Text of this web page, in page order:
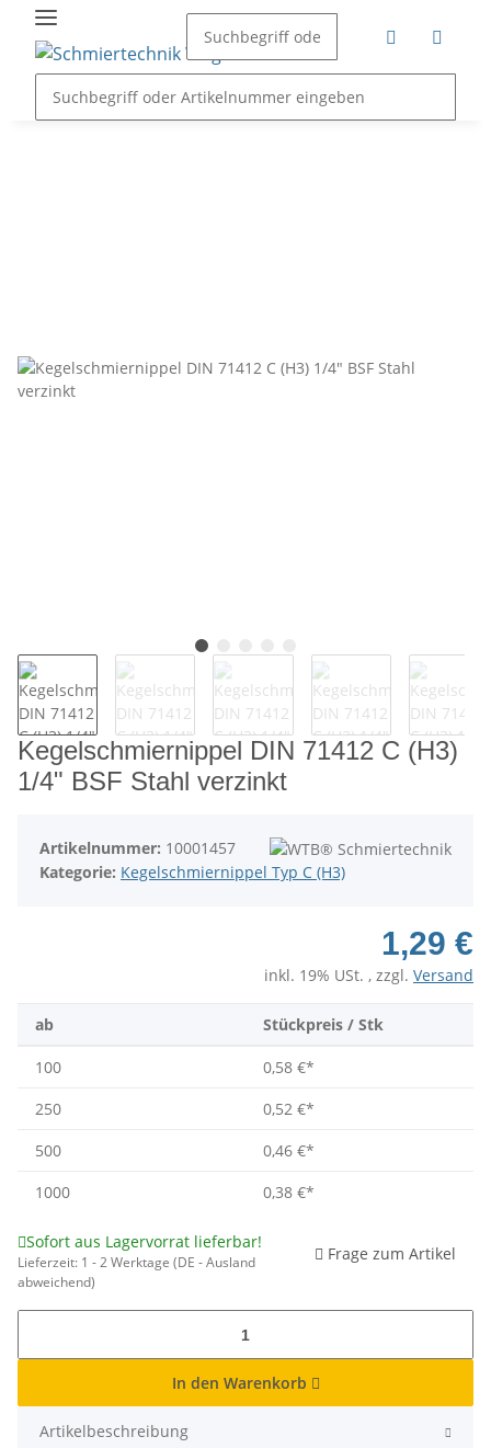
Kegelschmiernippel DIN 71412 C (H3)
1/4" BSF Stahl verzinkt
Artikelnummer: 10001457
Kategorie: Kegelschmiernippel Typ C (H3)
1,29 €
inkl. 19% USt. , zzgl. Versand
ab Stückpreis / Stk
100 0,58 €*
250
0,52 €*
500
0,46 €*
1000
0,38 €*
Sofort aus Lagervorrat lieferbar!
Lieferzeit: 1 - 2 Werktage (DE - Ausland
abweichend)
Frage zum Artikel
In den Warenkorb
Artikelbeschreibung